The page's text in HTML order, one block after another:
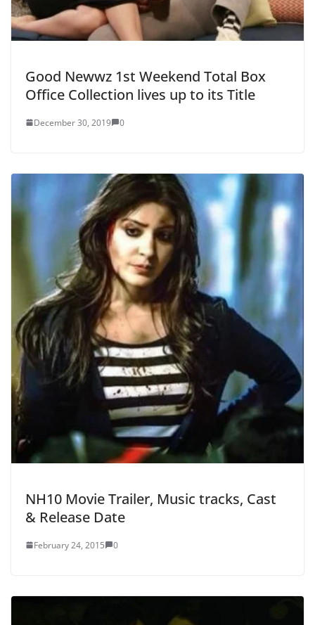
Good Newwz 1st Weekend Total Box
Office Collection lives up to its Title
December 30, 2019 0
NH10 Movie Trailer, Music tracks, Cast
& Release Date
February 24, 2015 0